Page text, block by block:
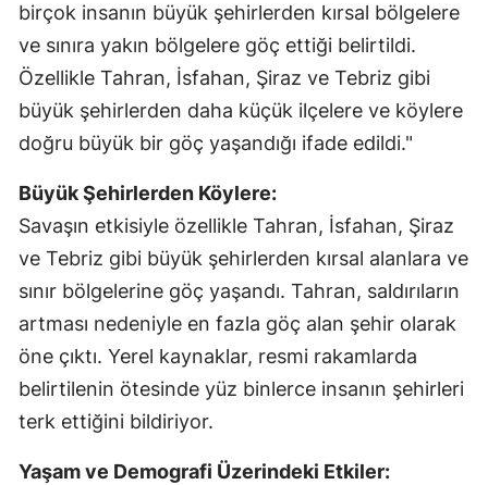
birçok insanın büyük şehirlerden kırsal bölgelere
ve sınıra yakın bölgelere göç ettiği belirtildi.
Özellikle Tahran, İsfahan, Şiraz ve Tebriz gibi
büyük şehirlerden daha küçük ilçelere ve köylere
doğru büyük bir göç yaşandığı ifade edildi."
Büyük Şehirlerden Köylere:
Savaşın etkisiyle özellikle Tahran, İsfahan, Şiraz
ve Tebriz gibi büyük şehirlerden kırsal alanlara ve
sınır bölgelerine göç yaşandı. Tahran, saldırıların
artması nedeniyle en fazla göç alan şehir olarak
öne çıktı. Yerel kaynaklar, resmi rakamlarda
belirtilenin ötesinde yüz binlerce insanın şehirleri
terk ettiğini bildiriyor.
Yaşam ve Demografi Üzerindeki Etkiler: